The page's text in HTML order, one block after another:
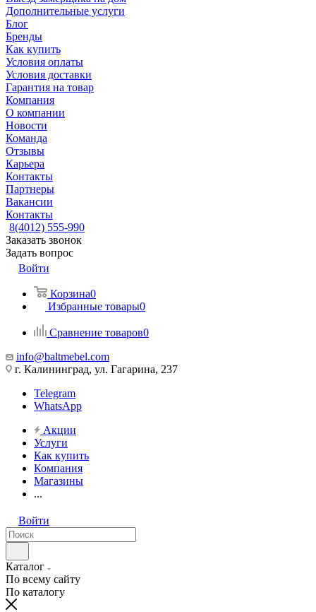
Дополнительные услуги
Блог
Бренды
Как купить
Условия оплаты
Условия доставки
Гарантия на товар
Компания
О компании
Новости
Команда
Отзывы
Карьера
Контакты
Партнеры
Вакансии
Контакты
8(4012) 555-990
Заказать звонок
Задать вопрос
Войти
Корзина0
Избранные товары0
Сравнение товаров0
info@baltmebel.com
г. Калининград, ул. Гагарина, 237
Telegram
WhatsApp
Акции
Услуги
Как купить
Компания
Магазины
...
Войти
Каталог
По всему сайту
По каталогу